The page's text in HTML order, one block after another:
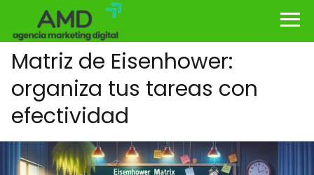
Matriz de Eisenhower:
organiza tus tareas con
efectividad